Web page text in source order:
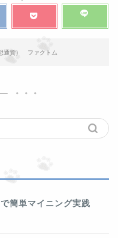
通貨） ファクトム
簡単マイニング実践